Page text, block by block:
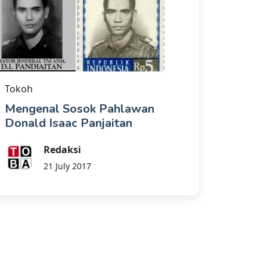
Tokoh
Mengenal Sosok Pahlawan
Donald Isaac Panjaitan
Redaksi
21 July 2017